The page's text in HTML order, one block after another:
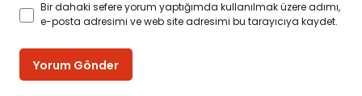
Bir dahaki sefere yorum yaptığımda kullanılmak üzere adımı,
e-posta adresimi ve web site adresimi bu tarayıcıya kaydet.
Yorum Gönder